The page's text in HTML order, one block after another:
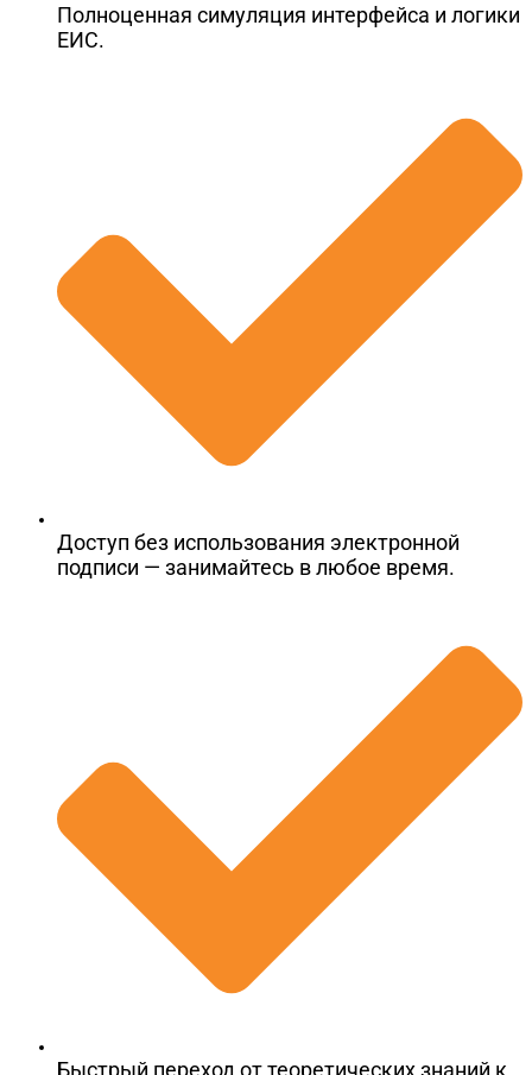
Полноценная симуляция интерфейса и логики
ЕИС.
Доступ без использования электронной
подписи — занимайтесь в любое время.
Быстрый переход от теоретических знаний к